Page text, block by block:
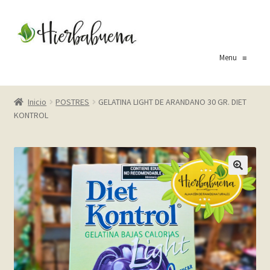
aal
Menu≡
Inicio
About Us
Blog
Carrito
Cart
Checkout
Inicio POSTRES
GELATINA LIGHT DE ARANDANO 30 GR. DIET
KONTROL